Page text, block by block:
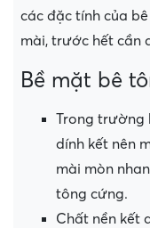
các đặc tính của
mài, trước hết cần
Bề mặt bê
Trong trường
dính kết nên
mài mòn
tông cứng.
Chất nền kết